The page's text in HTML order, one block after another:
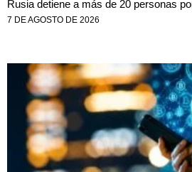
Rusia detiene a más de 20 personas
7 DE AGOSTO DE 2026